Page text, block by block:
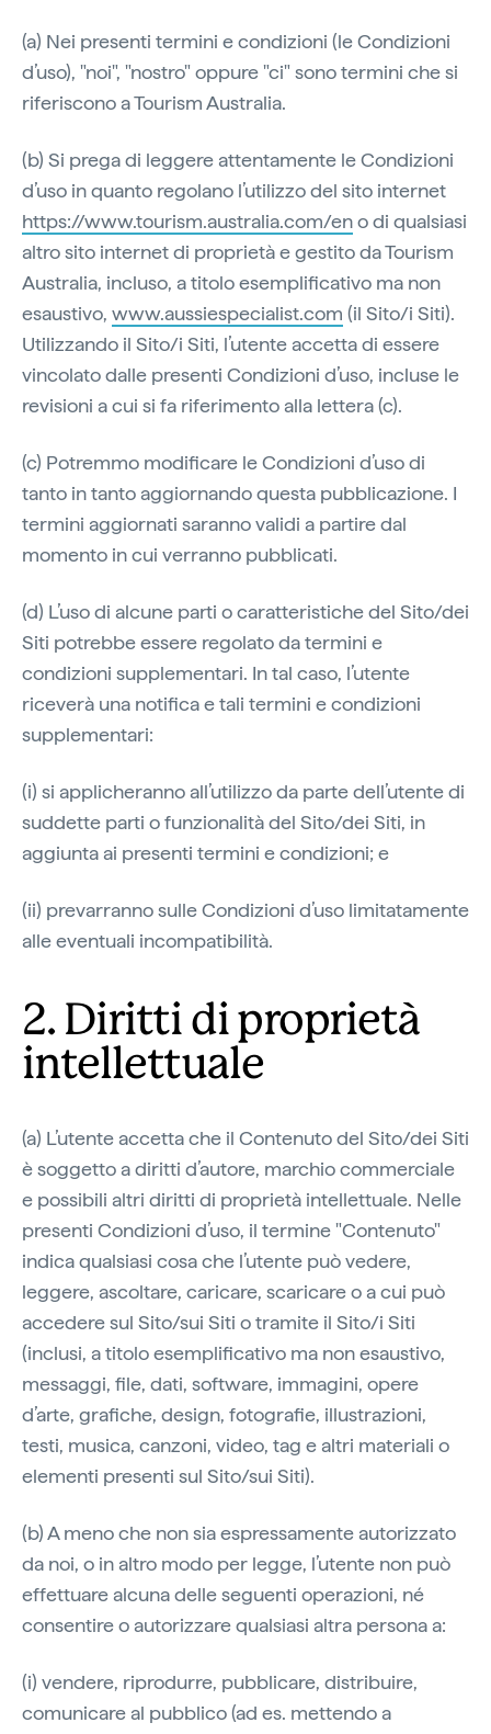
(a) Nei presenti termini e condizioni (le Condizioni
d’uso), "noi", "nostro" oppure "ci" sono termini che si
riferiscono a Tourism Australia.
(b) Si prega di leggere attentamente le Condizioni
d’uso in quanto regolano l’utilizzo del sito internet
https://www.tourism.australia.com/eno di qualsiasi
altro sito internet di proprietà e gestito da Tourism
Australia, incluso, a titolo esemplificativo ma non
esaustivo, www.aussiespecialist.com (il Sito/i Siti).
Utilizzando il Sito/i Siti, l’utente accetta di essere
vincolato dalle presenti Condizioni d’uso, incluse le
revisioni a cui si fa riferimento alla lettera (c).
(c) Potremmo modificare le Condizioni d’uso di
tanto in tanto aggiornando questa pubblicazione. I
termini aggiornati saranno validi a partire dal
momento in cui verranno pubblicati.
(d) L’uso di alcune parti o caratteristiche del Sito/dei
Siti potrebbe essere regolato da termini e
condizioni supplementari. In tal caso, l’utente
riceverà una notifica e tali termini e condizioni
supplementari:
(i) si applicheranno all’utilizzo da parte dell’utente di
suddette parti o funzionalità del Sito/dei Siti, in
aggiunta ai presenti termini e condizioni; e
(ii) prevarranno sulle Condizioni d’uso limitatamente
alle eventuali incompatibilità.
2. Diritti di proprietà
intellettuale
(a) L’utente accetta che il Contenuto del Sito/dei Siti
è soggetto a diritti d’autore, marchio commerciale
e possibili altri diritti di proprietà intellettuale. Nelle
presenti Condizioni d’uso, il termine "Contenuto"
indica qualsiasi cosa che l’utente può vedere,
leggere, ascoltare, caricare, scaricare o a cui può
accedere sul Sito/sui Siti o tramite il Sito/i Siti
(inclusi, a titolo esemplificativo ma non esaustivo,
messaggi, file, dati, software, immagini, opere
d’arte, grafiche, design, fotografie, illustrazioni,
testi, musica, canzoni, video, tag e altri materiali o
elementi presenti sul Sito/sui Siti).
(b) A meno che non sia espressamente autorizzato
da noi, o in altro modo per legge, l’utente non può
effettuare alcuna delle seguenti operazioni, né
consentire o autorizzare qualsiasi altra persona a:
(i) vendere, riprodurre, pubblicare, distribuire,
comunicare al pubblico (ad es. mettendo a